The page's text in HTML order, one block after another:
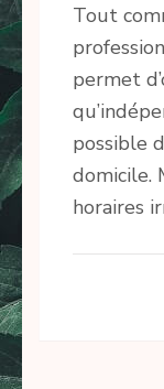
Tout
permet
possible
domicile.
horaires